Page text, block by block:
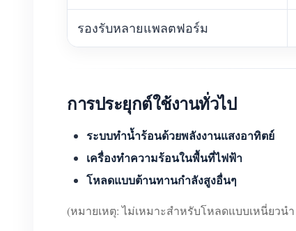
รองรับหลายแพลตฟอร์ม
การประยุกต์ใช้งานทั่วไป
ระบบทำน้ำร้อนด้วยพลังงานแสงอาทิตย์
เครื่องทำความร้อนในพื้นที่ไฟฟ้า
โหลดแบบต้านทานกำลังสูงอื่นๆ
(หมายเหตุ: ไม่เหมาะสำหรับโหลดแบบเหนี่ยวนำ